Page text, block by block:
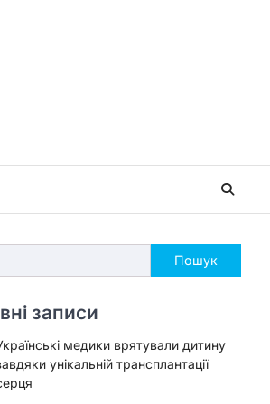
Пошук
записи
медики врятували дитину
унікальній трансплантації